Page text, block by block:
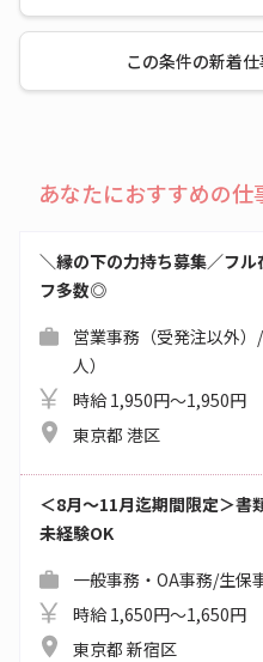
この条件の新着
あなたにおすすめの仕
＼縁の下の力持ち募集／フ
フ多数◎
営業事務（受発注以外
人）
時給 1,950円～1,950円
東京都 港区
＜8月～11月迄期間限定＞
未経験OK
一般事務・OA事務/生保
時給 1,650円～1,650円
東京都 新宿区